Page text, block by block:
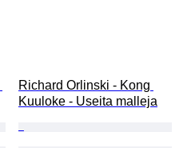
Richard Orlinski - Kong
Kuuloke - Useita malleja